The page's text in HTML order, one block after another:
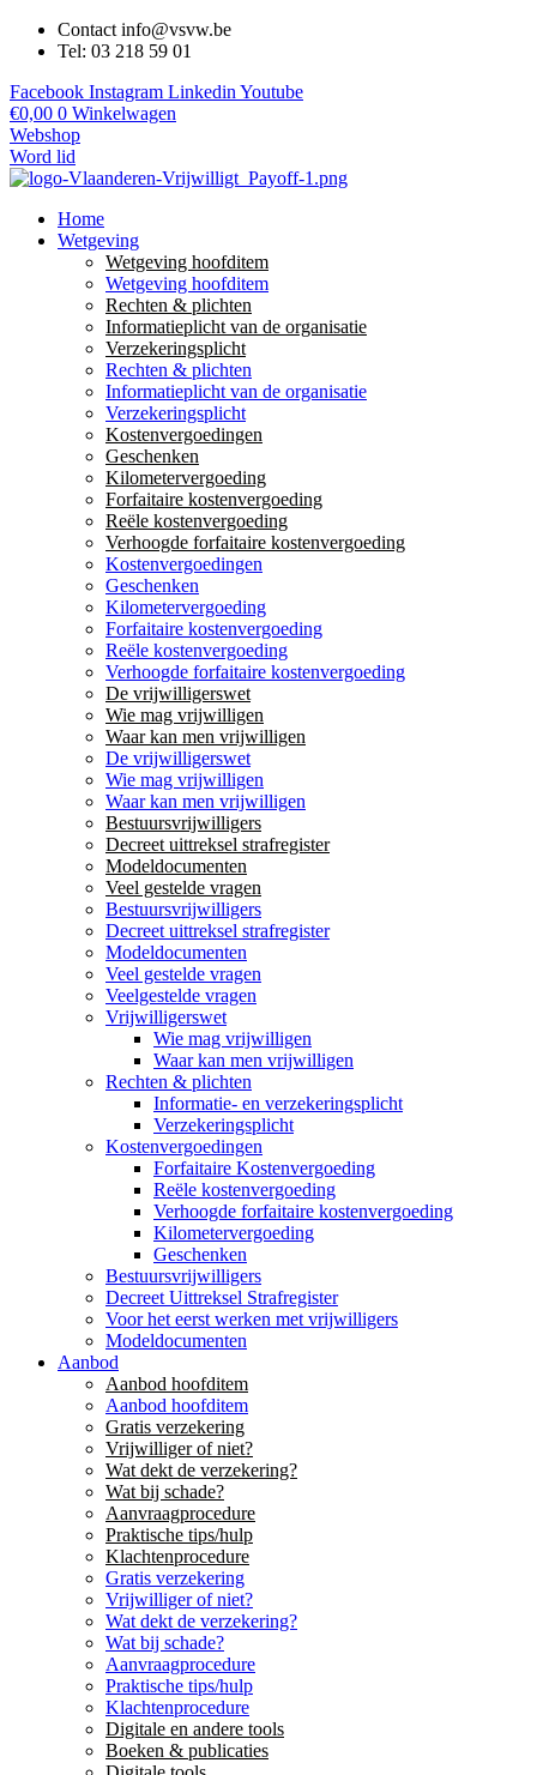
Contact info@vsvw.be
Tel: 03 218 59 01
Facebook Instagram Linkedin Youtube
€0,00 0 Winkelwagen
Webshop
Word lid
Home
Wetgeving
Wetgeving hoofditem
Wetgeving hoofditem
Rechten & plichten
Informatieplicht van de organisatie
Verzekeringsplicht
Rechten & plichten
Informatieplicht van de organisatie
Verzekeringsplicht
Kostenvergoedingen
Geschenken
Kilometervergoeding
Forfaitaire kostenvergoeding
Reële kostenvergoeding
Verhoogde forfaitaire kostenvergoeding
Kostenvergoedingen
Geschenken
Kilometervergoeding
Forfaitaire kostenvergoeding
Reële kostenvergoeding
Verhoogde forfaitaire kostenvergoeding
De vrijwilligerswet
Wie mag vrijwilligen
Waar kan men vrijwilligen
De vrijwilligerswet
Wie mag vrijwilligen
Waar kan men vrijwilligen
Bestuursvrijwilligers
Decreet uittreksel strafregister
Modeldocumenten
Veel gestelde vragen
Bestuursvrijwilligers
Decreet uittreksel strafregister
Modeldocumenten
Veel gestelde vragen
Veelgestelde vragen
Vrijwilligerswet
Wie mag vrijwilligen
Waar kan men vrijwilligen
Rechten & plichten
Informatie- en verzekeringsplicht
Verzekeringsplicht
Kostenvergoedingen
Forfaitaire Kostenvergoeding
Reële kostenvergoeding
Verhoogde forfaitaire kostenvergoeding
Kilometervergoeding
Geschenken
Bestuursvrijwilligers
Decreet Uittreksel Strafregister
Voor het eerst werken met vrijwilligers
Modeldocumenten
Aanbod
Aanbod hoofditem
Aanbod hoofditem
Gratis verzekering
Vrijwilliger of niet?
Wat dekt de verzekering?
Wat bij schade?
Aanvraagprocedure
Praktische tips/hulp
Klachtenprocedure
Gratis verzekering
Vrijwilliger of niet?
Wat dekt de verzekering?
Wat bij schade?
Aanvraagprocedure
Praktische tips/hulp
Klachtenprocedure
Digitale en andere tools
Boeken & publicaties